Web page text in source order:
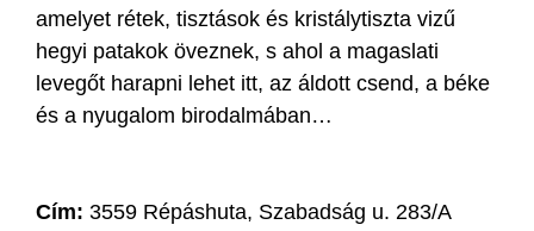
amelyet rétek, tisztások és kristálytiszta vizű
hegyi patakok öveznek, s ahol a magaslati
levegőt harapni lehet itt, az áldott csend, a béke
és a nyugalom birodalmában…
Cím: 3559 Répáshuta, Szabadság u. 283/A